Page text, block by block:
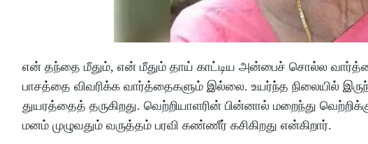
என் தந்தை மீதும், என் மீதும் தாய் காட்டிய அன்பைச் சொல்ல
பாசத்தை விவரிக்க வார்த்தைகளும் இல்லை. உயர்ந்த நிலையில்
துயரத்தைத் தருகிறது. வெற்றியாளரின் பின்னால் மறைந்து
மனம் முழுவதும் வருத்தம் பரவி கண்ணீர் கசிகிறது என்கிறார்.